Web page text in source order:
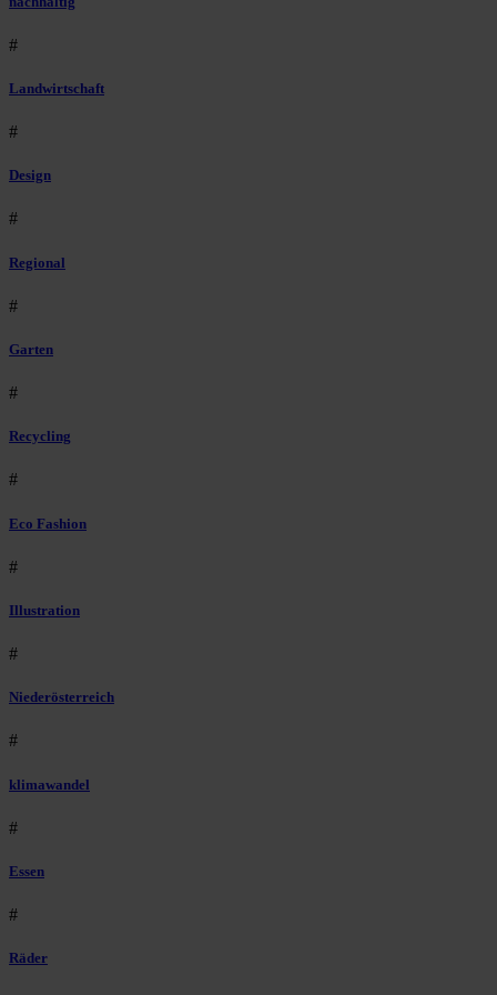
#
Landwirtschaft
#
Design
#
Regional
#
Garten
#
Recycling
#
Eco Fashion
#
Illustration
#
Niederösterreich
#
klimawandel
#
Essen
#
Räder